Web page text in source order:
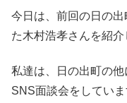
今日は、前回の日の
た木村浩孝さんを紹介
私達は、日の出町の
SNS面談会をしてい